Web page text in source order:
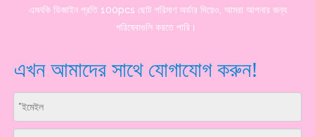
এমনকি ডিজাইন প্রতি 100pcs ছোট পরিমাণ অর্ডার দিয়েও, আমরা আপনার জন্য
পরিষেবাগুলি করতে পারি।
এখন আমাদের সাথে যোগাযোগ করুন!